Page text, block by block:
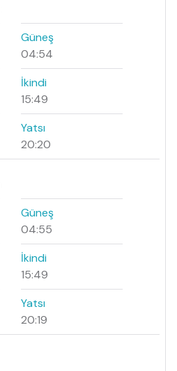
Güneş
04:54
İkindi
15:49
Yatsı
20:20
Güneş
04:55
İkindi
15:49
Yatsı
20:19